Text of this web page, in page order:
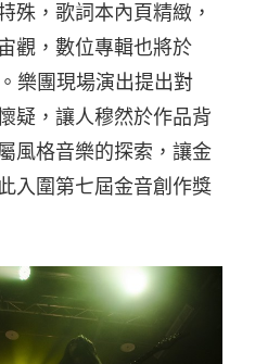
殊，歌詞本內頁精緻，
觀，數位專輯也將於
樂團現場演出提出對
疑，讓人穆然於作品背
風格音樂的探索，讓金
入圍第七屆金音創作獎